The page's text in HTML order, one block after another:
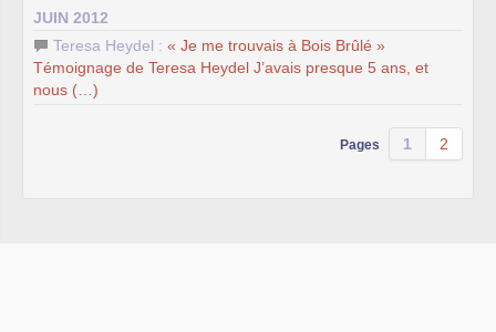
JUIN 2012
Teresa Heydel : « Je me trouvais à Bois Brûlé »
Témoignage de Teresa Heydel J’avais presque 5 ans, et
nous (…)
Pages 1 2